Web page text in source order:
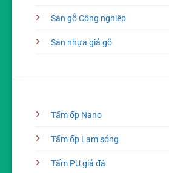
Sàn gỗ Công nghiệp
Sàn nhựa giả gỗ
Tấm ốp Nano
Tấm ốp Lam sóng
Tấm PU giả đá